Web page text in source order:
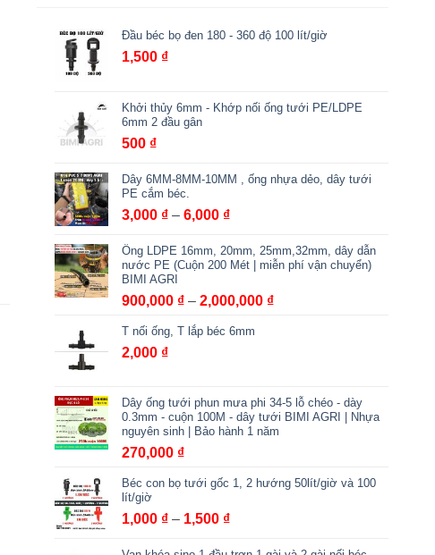
Đầu béc bọ đen 180 - 360 độ 100 lít/giờ
1,500 ₫
Khởi thủy 6mm - Khớp nối ống tưới PE/LDPE
6mm 2 đầu gân
500 ₫
Dây 6MM-8MM-10MM , ống nhựa dẻo, dây tưới
PE cắm béc.
3,000 ₫ – 6,000 ₫Khoảng
từ
3,000 ₫
6,000 ₫
Ống LDPE 16mm, 20mm, 25mm,32mm, dây dẫn
nước PE (Cuộn 200 Mét | miễn phí vận chuyển)
BIMI AGRI
900,000 ₫ – 2,000,000 ₫Khoảng
2,000,000 ₫
T nối ống, T lắp béc 6mm
2,000 ₫
Dây ống tưới phun mưa phi 34-5 lỗ chéo - dày
0.3mm - cuộn 100M - dây tưới BIMI AGRI | Nhựa
nguyên sinh | Bảo hành 1 năm
270,000 ₫
Béc con bọ tưới gốc 1, 2 hướng 50lít/giờ và 100
lít/giờ
1,000 ₫ – 1,500 ₫Khoảng